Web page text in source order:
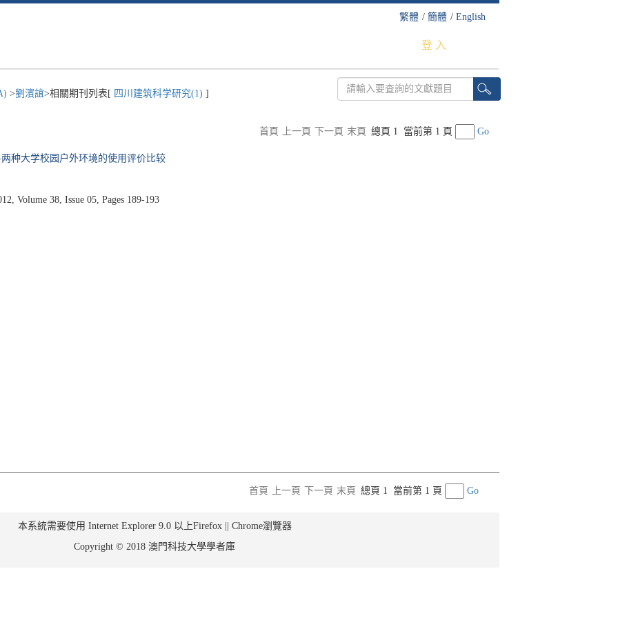
繁體 / 簡體 / English
登 入
>劉濱誼>相關期刊列表[ 四川建筑科学研究(1) ]
首頁 上一頁 下一頁 末頁 總頁 1 當前第 1 頁 Go
种大学校园户外环境的使用评价比较
Volume 38, Issue 05, Pages 189-193
首頁
上一頁 下一頁 末頁 總頁 1 當前第 1 頁 Go
本系統需要使用 Internet Explorer 9.0 以上Firefox || Chrome瀏覽器
Copyright © 2018 澳門科技大學學者庫